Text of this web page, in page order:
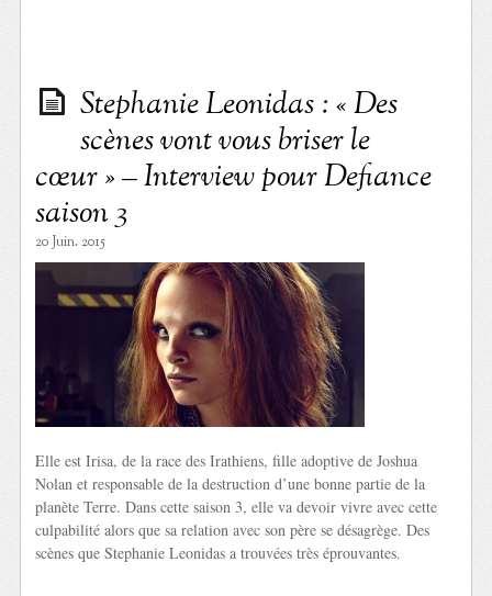
Stephanie Leonidas : « Des
scènes vont vous briser le
cœur » – Interview pour Defiance
saison 3
20 Juin. 2015
Elle est Irisa, de la race des Irathiens, fille adoptive de Joshua
Nolan et responsable de la destruction d’une bonne partie de la
planète Terre. Dans cette saison 3, elle va devoir vivre avec cette
culpabilité alors que sa relation avec son père se désagrège. Des
scènes que Stephanie Leonidas a trouvées très éprouvantes.